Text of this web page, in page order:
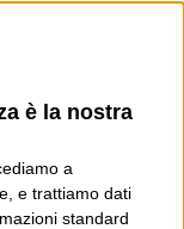
è la nostra
a
e trattiamo dati
standard